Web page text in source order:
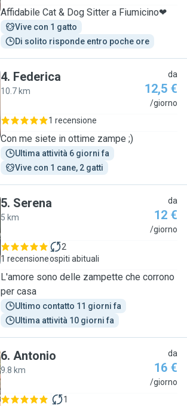
Affidabile Cat & Dog Sitter a Fiumicino❤
Vive con 1 gatto
Di solito risponde entro poche ore
4. Federica
10.7 km
da
12,5 €
/giorno
1 recensione
Con me siete in ottime zampe ;)
Ultima attività 6 giorni fa
Vive con 1 cane, 2 gatti
5. Serena
5 km
da
12 €
/giorno
1 recensione
2
ospiti abituali
L'amore sono delle zampette che corrono
per casa
Ultimo contatto 11 giorni fa
Ultima attività 10 giorni fa
6. Antonio
9.8 km
da
16 €
/giorno
1